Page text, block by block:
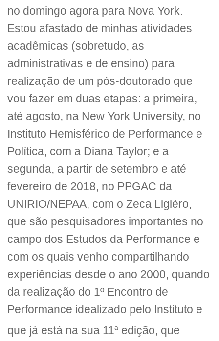
no domingo agora para Nova York.
Estou afastado de minhas atividades
acadêmicas (sobretudo, as
administrativas e de ensino) para
realização de um pós-doutorado que
vou fazer em duas etapas: a primeira,
até agosto, na New York University, no
Instituto Hemisférico de Performance e
Política, com a Diana Taylor; e a
segunda, a partir de setembro e até
fevereiro de 2018, no PPGAC da
UNIRIO/NEPAA, com o Zeca Ligiéro,
que são pesquisadores importantes no
campo dos Estudos da Performance e
com os quais venho compartilhando
experiências desde o ano 2000, quando
da realização do 1º Encontro de
Performance idealizado pelo Instituto e
que já está na sua 11a edição, que